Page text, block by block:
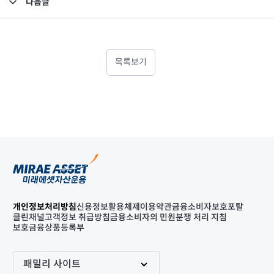
다음글
목록보기
개인정보처리방침신용정보활용체제 이용약관금융소비자보호포탈
클린채널고객정보 취급방침금융소비자의 민원분쟁 처리 지침
보호금융상품등록부
패밀리 사이트